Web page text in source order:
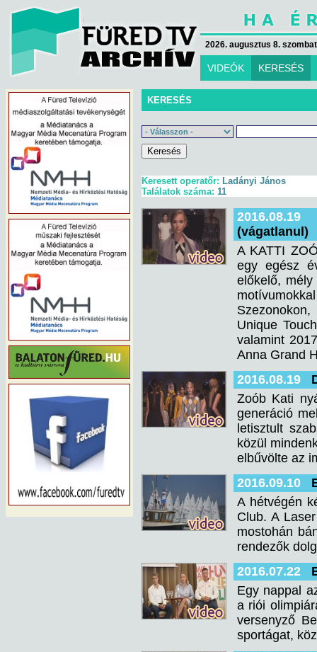
2026. augusztus 8.
VIDEÓK KERESÉS
KERESÉS
Keresett operatőr: Ladányi János
Találatok száma: 11
2016.08.19
(vágatlanul)
A KATTI
egy egész
előkelő, mély
Unique
valamint
Anna Grand
2016.08.19
Zoób Kati
generáció
letisztult
közül
elbűvölte az
2016.09.10
A hétvégén
Club. A
mostohán
rendezők
2016.07.22
Egy nappal
a riói
versenyző
sportágat,